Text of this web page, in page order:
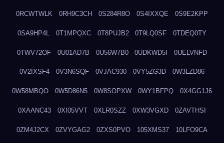
0RCWTWLK 0RH9C3CH 0S284R8O 0S4IXXQE 0S9E2KPP
0SA9HP4L 0T1MPQXC 0T8PUJB2 0T9LQ0SF 0TDEQ0TY
0TWV72OF 0U01AD7B 0U56W7B0 0UDKWD5I 0UELVNFD
0V2IXSF4 0V3N6SQF 0VJAC930 0VY5ZG3D 0W3LZD86
0W58MBQO 0W5D86N5 0W8SOPXW 0WY1BFPQ 0X4GG1J6
0XAANC43 0XI05VVT 0XLR0SZZ 0XW3VGXD 0ZAVTHSI
0ZM4J2CX 0ZVYGAG2 0ZXS0PVO 105XMS37 10LFO9CA